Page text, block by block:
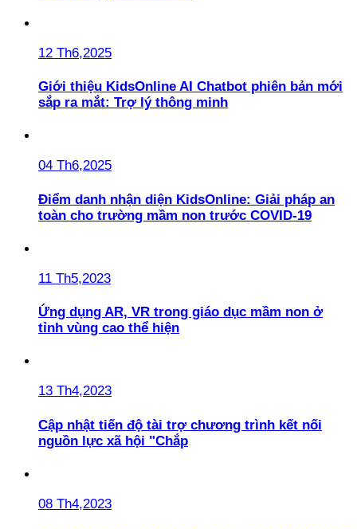
12 Th6,2025
Giới thiệu KidsOnline AI Chatbot phiên bản mới
sắp ra mắt: Trợ lý thông minh
04 Th6,2025
Điểm danh nhận diện KidsOnline: Giải pháp an
toàn cho trường mầm non trước COVID-19
11 Th5,2023
Ứng dụng AR, VR trong giáo dục mầm non ở
tỉnh vùng cao thể hiện
13 Th4,2023
Cập nhật tiến độ tài trợ chương trình kết nối
nguồn lực xã hội "Chắp
08 Th4,2023